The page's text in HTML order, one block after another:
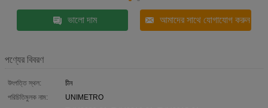
ভালো দাম আমাদের সাথে যোগাযোগ করুন
পণ্যের বিবরণ
উৎপত্তি স্থল:
চীন
পরিচিতিমুলক নাম:
UNIMETRO